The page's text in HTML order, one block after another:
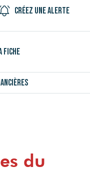
Créez une alerte
fiche
du